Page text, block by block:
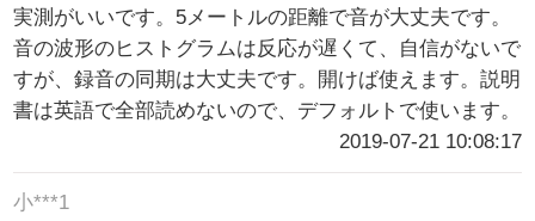
実測がいいです。5メートルの距離で音が大丈夫です。
音の波形のヒストグラムは反応が遅くて、自信がないで
すが、録音の同期は大丈夫です。開けば使えます。説明
書は英語で全部読めないので、デフォルトで使います。
2019-07-21 10:08:17
小***1